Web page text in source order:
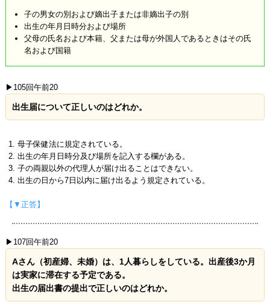
子の男女の別および嫡出子または非嫡出子の別
出生の年月日時分および場所
父母の氏名および本籍、父または母が外国人であるときはその氏
名および国籍
▶105回午前20
出生届について正しいのはどれか。
母子保健法に規定されている。
出生の年月日時分及び場所を記入する欄がある。
子の両親以外の代理人が届け出ることはできない。
出生の日から7日以内に届け出るよう規定されている。
【▼正答】
▶107回午前20
Aさん（初産婦、未婚）は、1人暮らしをしている。出産後3か月
は実家に滞在する予定である。
出生の届出書の提出で正しいのはどれか。